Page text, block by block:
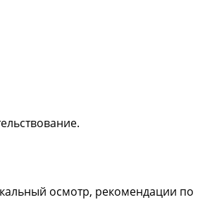
осмотр, рекомендации по